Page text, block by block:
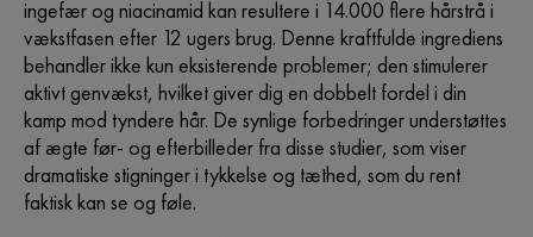
ingefær og niacinamid kan resultere i 14.000 flere hårstrå i
vækstfasen efter 12 ugers brug. Denne kraftfulde ingrediens
behandler ikke kun eksisterende problemer; den stimulerer
aktivt genvækst, hvilket giver dig en dobbelt fordel i din
kamp mod tyndere hår. De synlige forbedringer understøttes
af ægte før- og efterbilleder fra disse studier, som viser
dramatiske stigninger i tykkelse og tæthed, som du rent
faktisk kan se og føle.